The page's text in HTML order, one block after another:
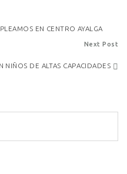
EN CENTRO AYALGA
Next Post
NIÑOS DE ALTAS CAPACIDADES